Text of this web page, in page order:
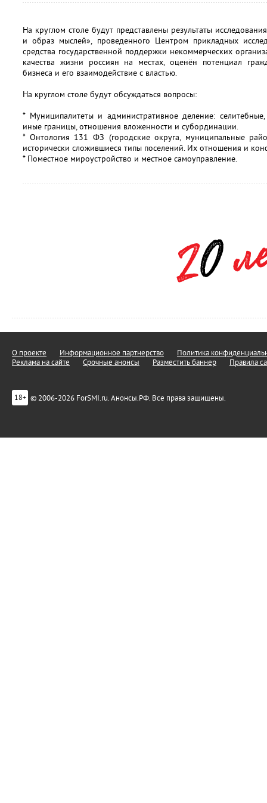
На круглом столе будут представлены результаты
и образ мыслей», проведенного Центром прикладных
средства государственной поддержки некоммерческих
качества жизни россиян на местах, оценён потенциал
бизнеса и его взаимодействие с властью.
На круглом столе будут обсуждаться вопросы:
* Муниципалитеты и административное деление:
иные границы, отношения вложенности и субординации.
* Онтология 131 ФЗ (городские округа, муниципальные
исторически сложившиеся типы поселений. Их отношения и
* Поместное мироустройство и местное самоуправление.
О проекте Информационное партнерство
Политика
Реклама на сайте
Срочные анонсы Разместить баннер Правила
18+ © 2006-2026 ForSMI.ru. Анонсы.РФ. Все права защищены.